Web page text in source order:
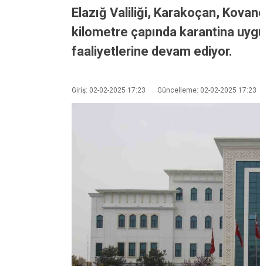
Elazığ Valiliği, Karakoçan,
kilometre çapında karantina
faaliyetlerine devam ediyor.
Giriş: 02-02-2025 17:23 Güncelleme: 02-02-2025 17:23